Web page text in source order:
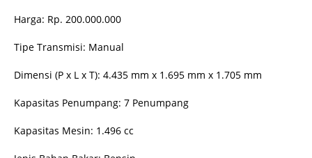
Harga: Rp. 200.000.000
Tipe Transmisi: Manual
Dimensi (P x L x T): 4.435 mm x 1.695 mm x 1.705 mm
Kapasitas Penumpang: 7 Penumpang
Kapasitas Mesin: 1.496 cc